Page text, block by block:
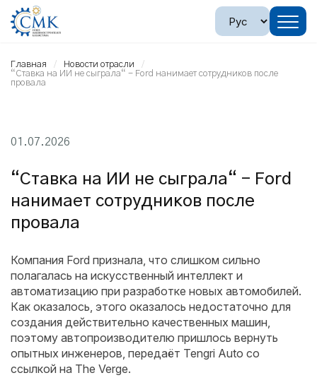
Главная
Новости отрасли
“Ставка на ИИ не сыграла“ - Ford нанимает сотрудников после
провала
01.07.2026
“Ставка на ИИ не сыграла“ - Ford
нанимает сотрудников после
провала
Компания Ford признала, что слишком сильно
полагалась на искусственный интеллект и
автоматизацию при разработке новых автомобилей.
Как оказалось, этого оказалось недостаточно для
создания действительно качественных машин,
поэтому автопроизводителю пришлось вернуть
опытных инженеров, передаёт Tengri Auto со
ссылкой на The Verge.